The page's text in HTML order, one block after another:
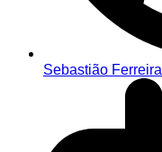
Sebastião Ferreira